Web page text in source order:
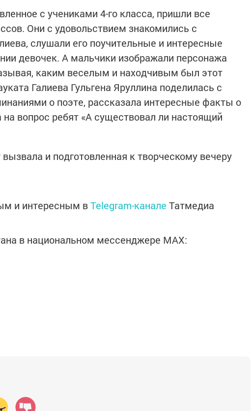
с учениками 4-го класса, пришли все
Они с удовольствием знакомились с
слушали его поучительные и интересные
девочек. А мальчики изображали персонажа
каким веселым и находчивым был этот
Галиева Гульгена Яруллина поделилась с
о поэте, рассказала интересные факты о
на вопрос ребят «А существовал ли настоящий
и подготовленная к творческому вечеру
и интересным вTelegram-канале Татмедиа
в национальном мессенджере MАХ: